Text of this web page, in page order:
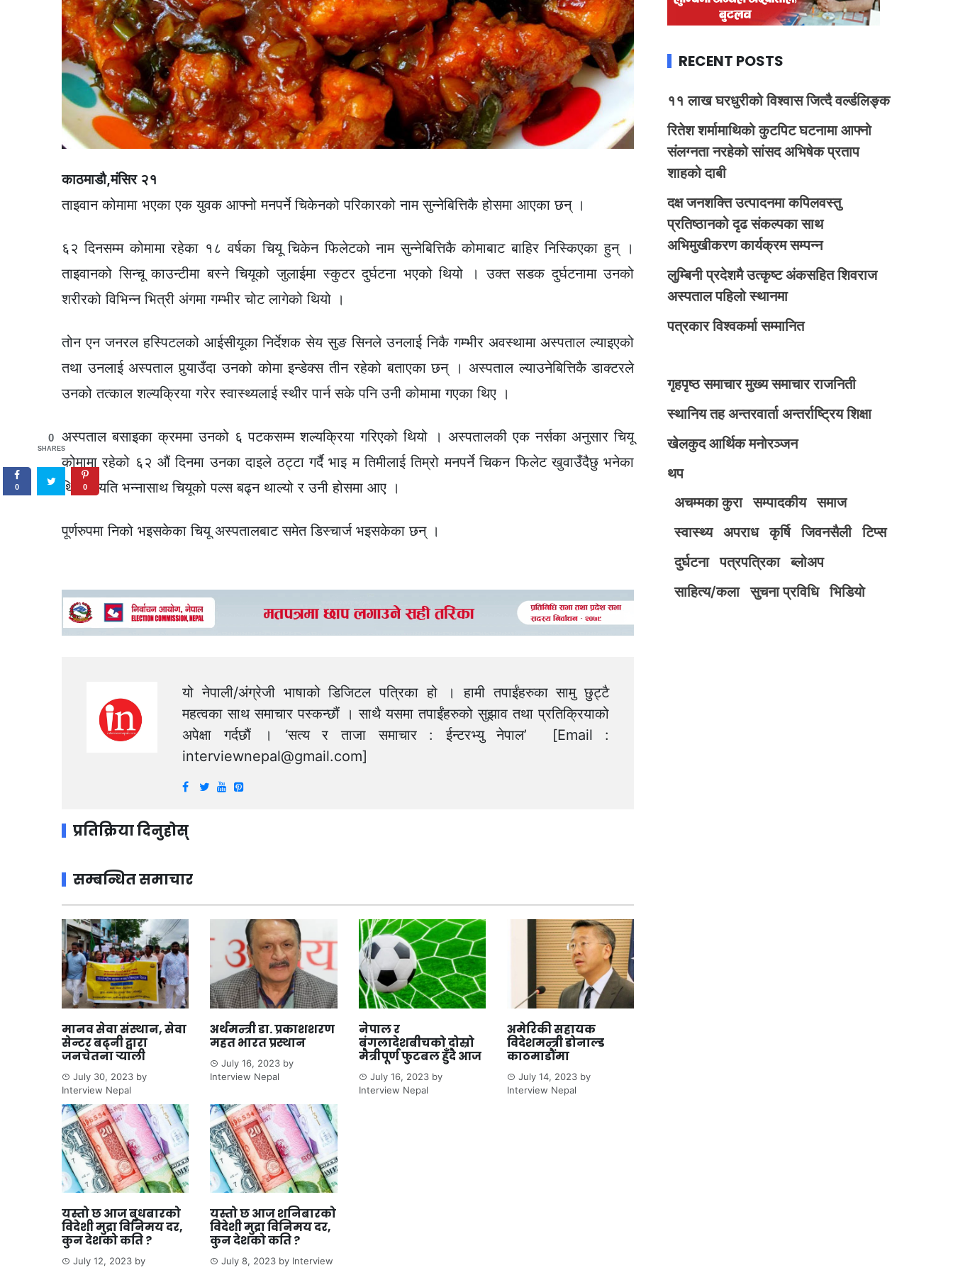
काठमाडौ,मंसिर २१
ताइवान कोमामा भएका एक युवक आफ्नो मनपर्ने चिकेनको परिकारको नाम सुन्नेबित्तिकै होसमा आएका छन् ।
६२ दिनसम्म कोमामा रहेका १८ वर्षका चियू चिकेन फिलेटको नाम सुन्नेबित्तिकै कोमाबाट बाहिर निस्किएका हुन् ।
ताइवानको सिन्चू काउन्टीमा बस्ने चियूको जुलाईमा स्कुटर दुर्घटना भएको थियो । उक्त सडक दुर्घटनामा उनको
शरीरको विभिन्न भित्री अंगमा गम्भीर चोट लागेको थियो ।
तोन एन जनरल हस्पिटलको आईसीयूका निर्देशक सेय सुङ सिनले उनलाई निकै गम्भीर अवस्थामा अस्पताल ल्याइएको
तथा उनलाई अस्पताल पुर्‍याउँदा उनको कोमा इन्डेक्स तीन रहेको बताएका छन् । अस्पताल ल्याउनेबित्तिकै डाक्टरले
उनको तत्काल शल्यक्रिया गरेर स्वास्थ्यलाई स्थीर पार्न सके पनि उनी कोमामा गएका थिए ।
अस्पताल बसाइका क्रममा उनको ६ पटकसम्म शल्यक्रिया गरिएको थियो । अस्पतालकी एक नर्सका अनुसार चियू
कोमामा रहेको ६२ औं दिनमा उनका दाइले ठट्टा गर्दै भाइ म तिमीलाई तिम्रो मनपर्ने चिकन फिलेट खुवाउँदैछु भनेका
थिए । यति भन्नासाथ चियूको पल्स बढ्न थाल्यो र उनी होसमा आए ।
पूर्णरुपमा निको भइसकेका चियू अस्पतालबाट समेत डिस्चार्ज भइसकेका छन् ।
यो नेपाली/अंग्रेजी भाषाको डिजिटल पत्रिका हो । हामी तपाईंहरुका सामु छुट्टै
महत्वका साथ समाचार पस्कन्छौं । साथै यसमा तपाईंहरुको सुझाव तथा प्रतिक्रियाको
अपेक्षा गर्दछौं । ‘सत्य र ताजा समाचार : ईन्टरभ्यु नेपाल’ [Email :
interviewnepal@gmail.com]
प्रतिक्रिया दिनुहोस्
सम्बन्धित समाचार
मानव सेवा संस्थान, सेवा
सेन्टर बढ्नी द्वारा
जनचेतना र्‍याली
July 30, 2023 by
Interview Nepal
अर्थमन्त्री डा. प्रकाशशरण
महत भारत प्रस्थान
July 16, 2023 by
Interview Nepal
नेपाल र
बंगलादेशबीचको दोस्रो
मैत्रीपूर्ण फुटबल हुँदै आज
July 16, 2023by
Interview Nepal
अमेरिकी सहायक
विदेशमन्त्री डोनाल्ड
काठमाडौंमा
July 14, 2023by
Interview Nepal
यस्तो छ आज बुधबारको
विदेशी मुद्रा विनिमय दर,
कुन देशको कति ?
July 12, 2023 by
यस्तो छ आज शनिबारको
विदेशी मुद्रा विनिमय दर,
कुन देशको कति ?
July 8, 2023 by Interview
RECENT POSTS
११ लाख घरधुरीको विश्वास जित्दै वर्ल्डलिङ्क
रितेश शर्मामाथिको कुटपिट घटनामा आफ्नो
संलग्नता नरहेको सांसद अभिषेक प्रताप
शाहको दाबी
दक्ष जनशक्ति उत्पादनमा कपिलवस्तु
प्रतिष्ठानको दृढ संकल्पका साथ
अभिमुखीकरण कार्यक्रम सम्पन्न
लुम्बिनी प्रदेशमै उत्कृष्ट अंकसहित शिवराज
अस्पताल पहिलो स्थानमा
पत्रकार विश्वकर्मा सम्मानित
गृहपृष्ठ समाचार मुख्य समाचार राजनिती
स्थानिय तह अन्तरवार्ता अन्तर्राष्ट्रिय शिक्षा
खेलकुद आर्थिक मनोरञ्जन
थप
अचम्मका कुरा
सम्पादकीय
समाज
स्वास्थ्य
अपराध कृर्षि जिवनसैली
टिप्स
दुर्घटना
पत्रपत्रिका
ब्लोअप
साहित्य/कला
सुचना प्रविधि भिडियाे
0
SHARES
0 0